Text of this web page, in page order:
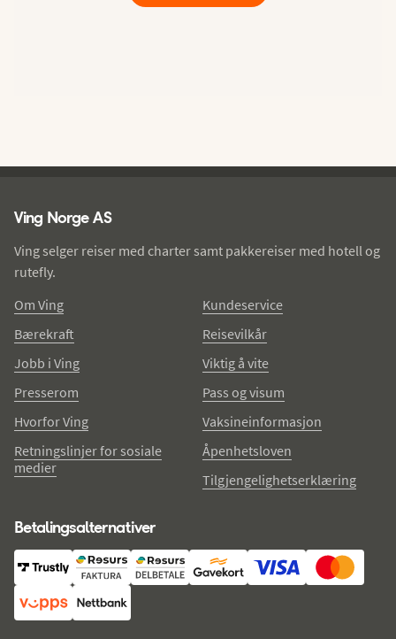
Ving Norge AS
Ving selger reiser med charter samt pakkereiser med hotell og
rutefly.
Om Ving
Bærekraft
Jobb i Ving
Presserom
Hvorfor Ving
Retningslinjer for sosiale
medier
Kundeservice
Reisevilkår
Viktig å vite
Pass og visum
Vaksineinformasjon
Åpenhetsloven
Tilgjengelighetserklæring
Betalingsalternativer